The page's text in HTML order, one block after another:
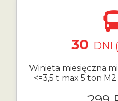
30 DNI
Winieta miesięczna
<=3,5 t max 5 ton